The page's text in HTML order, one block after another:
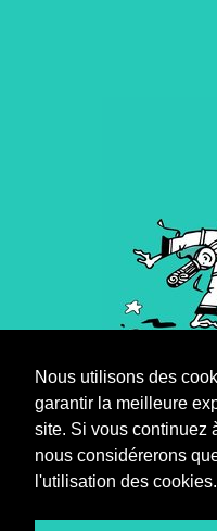
© 2021 - 2026 C-Weed
Qui
Nous utilisons des
garantir la meilleure
site. Si vous continuez
nous considérerons
l'utilisation des cookies.